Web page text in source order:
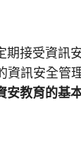
接受資訊
資訊安全管
安教育的基